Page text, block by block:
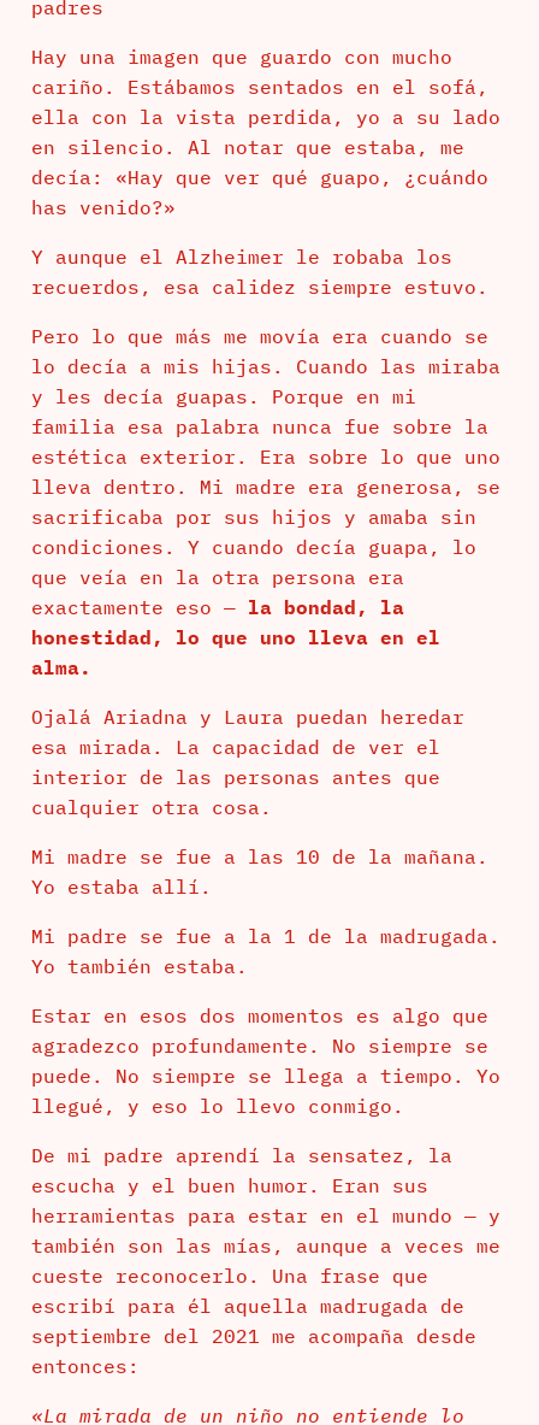
padres
Hay una imagen que guardo con mucho
cariño. Estábamos sentados en el sofá,
ella con la vista perdida, yo a su lado
en silencio. Al notar que estaba, me
decía: «Hay que ver qué guapo, ¿cuándo
has venido?»
Y aunque el Alzheimer le robaba los
recuerdos, esa calidez siempre estuvo.
Pero lo que más me movía era cuando se
lo decía a mis hijas. Cuando las miraba
y les decía guapas. Porque en mi
familia esa palabra nunca fue sobre la
estética exterior. Era sobre lo que uno
lleva dentro. Mi madre era generosa, se
sacrificaba por sus hijos y amaba sin
condiciones. Y cuando decía guapa, lo
que veía en la otra persona era
exactamente eso — la bondad, la
honestidad, lo que uno lleva en el
alma.
Ojalá Ariadna y Laura puedan heredar
esa mirada. La capacidad de ver el
interior de las personas antes que
cualquier otra cosa.
Mi madre se fue a las 10 de la mañana.
Yo estaba allí.
Mi padre se fue a la 1 de la madrugada.
Yo también estaba.
Estar en esos dos momentos es algo que
agradezco profundamente. No siempre se
puede. No siempre se llega a tiempo. Yo
llegué, y eso lo llevo conmigo.
De mi padre aprendí la sensatez, la
escucha y el buen humor. Eran sus
herramientas para estar en el mundo — y
también son las mías, aunque a veces me
cueste reconocerlo. Una frase que
escribí para él aquella madrugada de
septiembre del 2021 me acompaña desde
entonces:
«La mirada de un niño no entiende lo